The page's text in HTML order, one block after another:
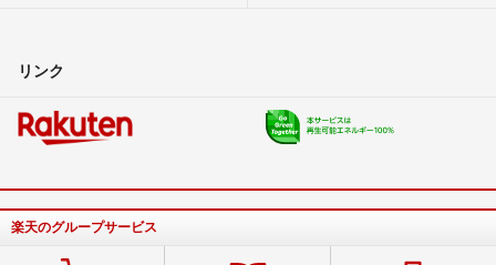
リンク
楽天のグループサービス